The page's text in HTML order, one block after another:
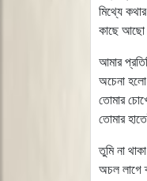
মিথ্যে
কাছে আছো
আমার
অচেনা
তোমার
তোমার
তুমি না
অচল লাগে